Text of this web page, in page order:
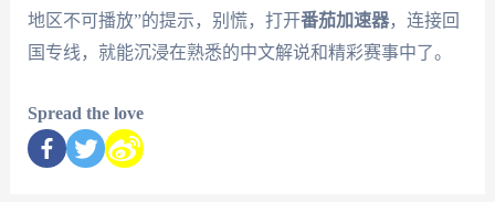
地区不可播放”的提示，别慌，打开番茄加速器，连接回
国专线，就能沉浸在熟悉的中文解说和精彩赛事中了。
Spread the love